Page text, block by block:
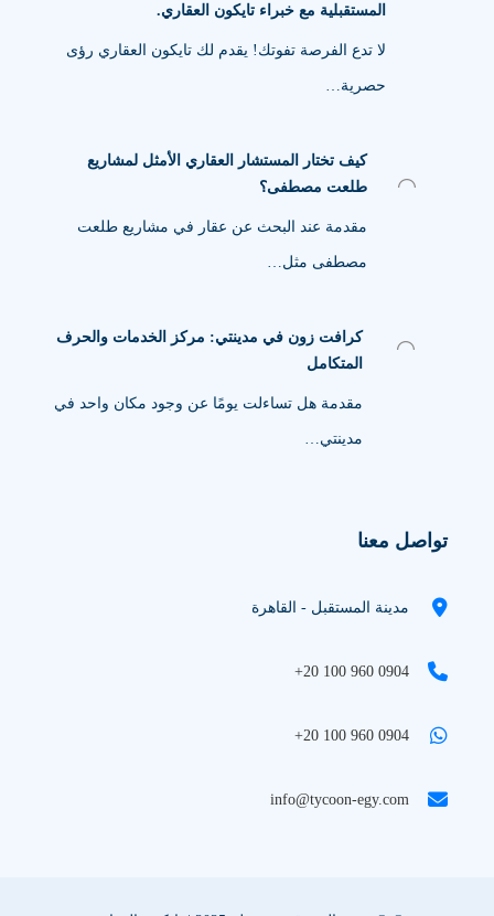
المستقبلية مع خبراء تايكون العقاري.
لا تدع الفرصة تفوتك! يقدم لك تايكون العقاري رؤى
حصرية…
كيف تختار المستشار العقاري الأمثل لمشاريع
طلعت مصطفى؟
مقدمة عند البحث عن عقار في مشاريع طلعت
مصطفى مثل…
كرافت زون في مدينتي: مركز الخدمات والحرف
المتكامل
مقدمة هل تساءلت يومًا عن وجود مكان واحد في
مدينتي…
تواصل معنا
مدينة المستقبل - القاهرة
+20 100 960 0904
+20 100 960 0904
info@tycoon-egy.com